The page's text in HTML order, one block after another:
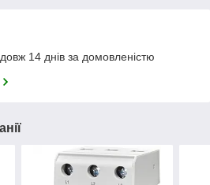
14 днів за домовленістю